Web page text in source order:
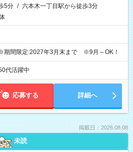
5分 / 六本木一丁目駅から徒歩3分
間限定:2027年3月末まで ※9月～OK！
代活躍中
応募する 詳細へ
掲載日：2026.08.08
未読